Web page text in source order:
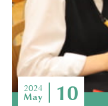
2024
May 10